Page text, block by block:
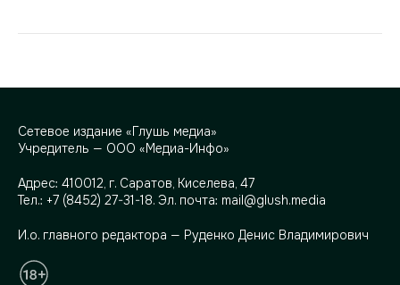
Сетевое издание «Глушь медиа»
Учредитель — ООО «Медиа-Инфо»
Адрес: 410012, г. Саратов, Киселева, 47
Тел.: +7 (8452) 27-31-18. Эл. почта: mail@glush.media
И.о. главного редактора — Руденко Денис Владимирович